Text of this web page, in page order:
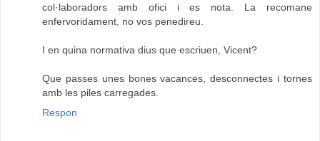
col·laboradors amb ofici i es nota. La recomane
enfervoridament, no vos penedireu.
I en quina normativa dius que escriuen, Vicent?
Que passes unes bones vacances, desconnectes i tornes
amb les piles carregades.
Respon